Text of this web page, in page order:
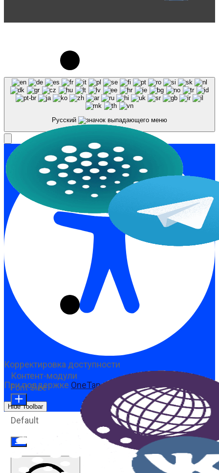
использовании материалов сайта galaktika64.ru
ссылка на источник обязательна.
Русский
Корректировка доступности
При поддержке OneTap
Hide Toolbar
Контент-модули
Font Size
Default